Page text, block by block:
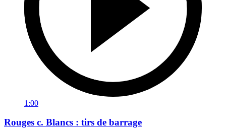
1:00
Rouges c. Blancs : tirs de barrage